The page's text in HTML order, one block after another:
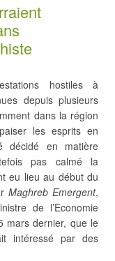
hostiles à
depuis plusieurs
dans la région
les esprits en
décidé en matière
pas calmé la
eu lieu au début du
Maghreb Emergent,
de l’Economie
mars dernier, que le
intéressé par des